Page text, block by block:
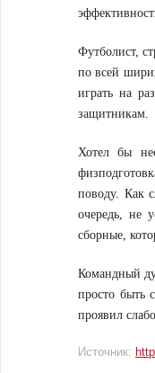
Футболист,
по всей
играть на
защитникам.
Хотел бы
поводу. Как
очередь, не
сборные,
Командный
просто быть
проявил
Источник: